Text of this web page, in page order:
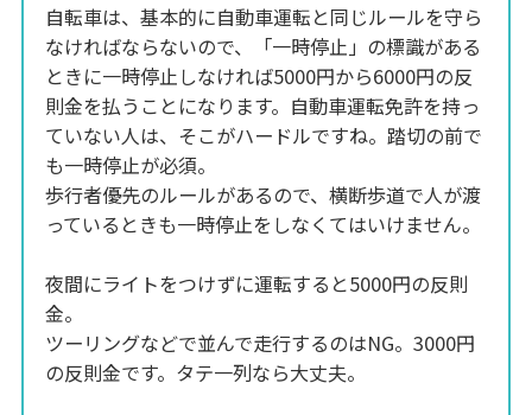
自転車は、基本的に自動車運転と同じルールを守ら
なければならないので、「一時停止」の標識がある
ときに一時停止しなければ5000円から6000円の反
則金を払うことになります。自動車運転免許を持っ
ていない人は、そこがハードルですね。踏切の前で
も一時停止が必須。
歩行者優先のルールがあるので、横断歩道で人が渡
っているときも一時停止をしなくてはいけません。
夜間にライトをつけずに運転すると5000円の反則
金。
ツーリングなどで並んで走行するのはNG。3000円
の反則金です。タテ一列なら大丈夫。